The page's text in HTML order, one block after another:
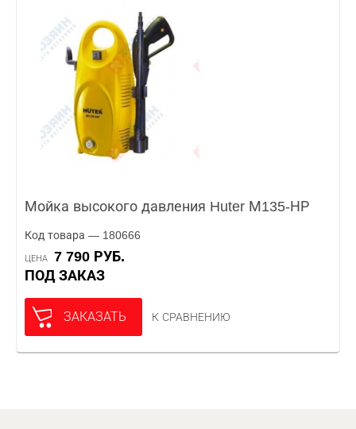
Мойка высокого давления Huter М135-НР
Код товара — 180666
ЦЕНА
7 790 РУБ.
ПОД ЗАКАЗ
ЗАКАЗАТЬ К СРАВНЕНИЮ